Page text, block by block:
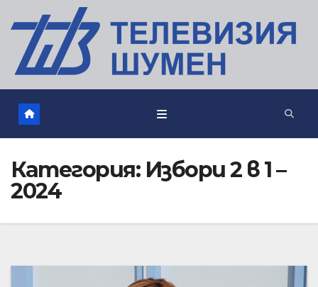
Категория: Избори 2 в 1 –
2024